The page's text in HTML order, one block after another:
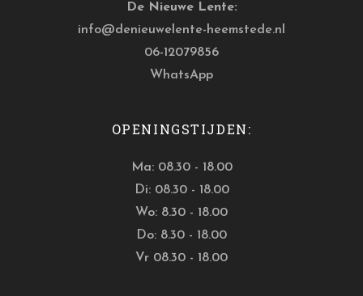
De Nieuwe Lente:
info@denieuwelente-heemstede.nl
06-12079856
WhatsApp
OPENINGSTIJDEN:
Ma: 08.30 - 18.00
Di: 08.30 - 18.00
Wo: 8.30 - 18.00
Do: 8.30 - 18.00
Vr 08.30 - 18.00